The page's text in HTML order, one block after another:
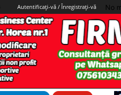
Autentificați-vă / Înregistrați-vă No